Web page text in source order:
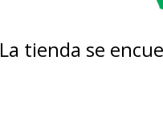
La tienda se